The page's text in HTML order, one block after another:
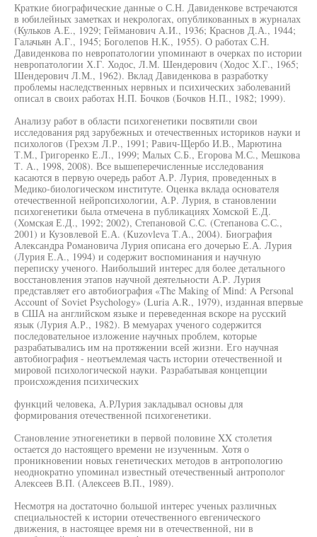
Краткие биографические данные о С.Н. Давиденкове встречаются
в юбилейных заметках и некрологах, опубликованных в журналах
(Кульков А.Е., 1929; Гейманович А.И., 1936; Краснов Д.А., 1944;
Галачьян А.Г., 1945; Боголепов Н.К., 1955). О работах С.Н.
Давиденкова по невропатологии упоминают в очерках по истории
невропатологии Х.Г. Ходос, Л.М. Шендерович (Ходос Х.Г., 1965;
Шендерович Л.М., 1962). Вклад Давиденкова в разработку
проблемы наследственных нервных и психических заболеваний
описал в своих работах Н.П. Бочков (Бочков Н.П., 1982; 1999).
Анализу работ в области психогенетики посвятили свои
исследования ряд зарубежных и отечественных историков науки и
психологов (Грехэм Л.Р., 1991; Равич-Щербо И.В., Марютина
Т.М., Григоренко Е.Л., 1999; Малых С.Б., Егорова М.С., Мешкова
Т. А., 1998, 2008). Все вышеперечисленные исследования
касаются в первую очередь работ А.Р. Лурия, проведенных в
Медико-биологическом институте. Оценка вклада основателя
отечественной нейропсихологии, А.Р. Лурия, в становлении
психогенетики была отмечена в публикациях Хомской Е.Д.
(Хомская Е.Д., 1992; 2002), Степановой С.С. (Степанова С.С.,
2001) и Кузовлевой Е.А. (Kuzovleva Т.А., 2004). Биография
Александра Романовича Лурия описана его дочерью Е.А. Лурия
(Лурия Е.А., 1994) и содержит воспоминания и научную
переписку ученого. Наибольший интерес для более детального
восстановления этапов научной деятельности А.Р. Лурия
представляет его автобиография «The Making of Mind: A Personal
Account of Soviet Psychology» (Luria A.R., 1979), изданная впервые
в США на английском языке и переведенная вскоре на русский
язык (Лурия А.Р., 1982). В мемуарах ученого содержится
последовательное изложение научных проблем, которые
разрабатывались им на протяжении всей жизни. Его научная
автобиография - неотъемлемая часть истории отечественной и
мировой психологической науки. Разрабатывая концепции
происхождения психических
функций человека, А.РЛурия закладывал основы для
формирования отечественной психогенетики.
Становление этногенетики в первой половине XX столетия
остается до настоящего времени не изученным. Хотя о
проникновении новых генетических методов в антропологию
неоднократно упоминал известный отечественный антрополог
Алексеев В.П. (Алексеев В.П., 1989).
Несмотря на достаточно большой интерес ученых различных
специальностей к истории отечественного евгенического
движения, в настоящее время ни в отечественной, ни в